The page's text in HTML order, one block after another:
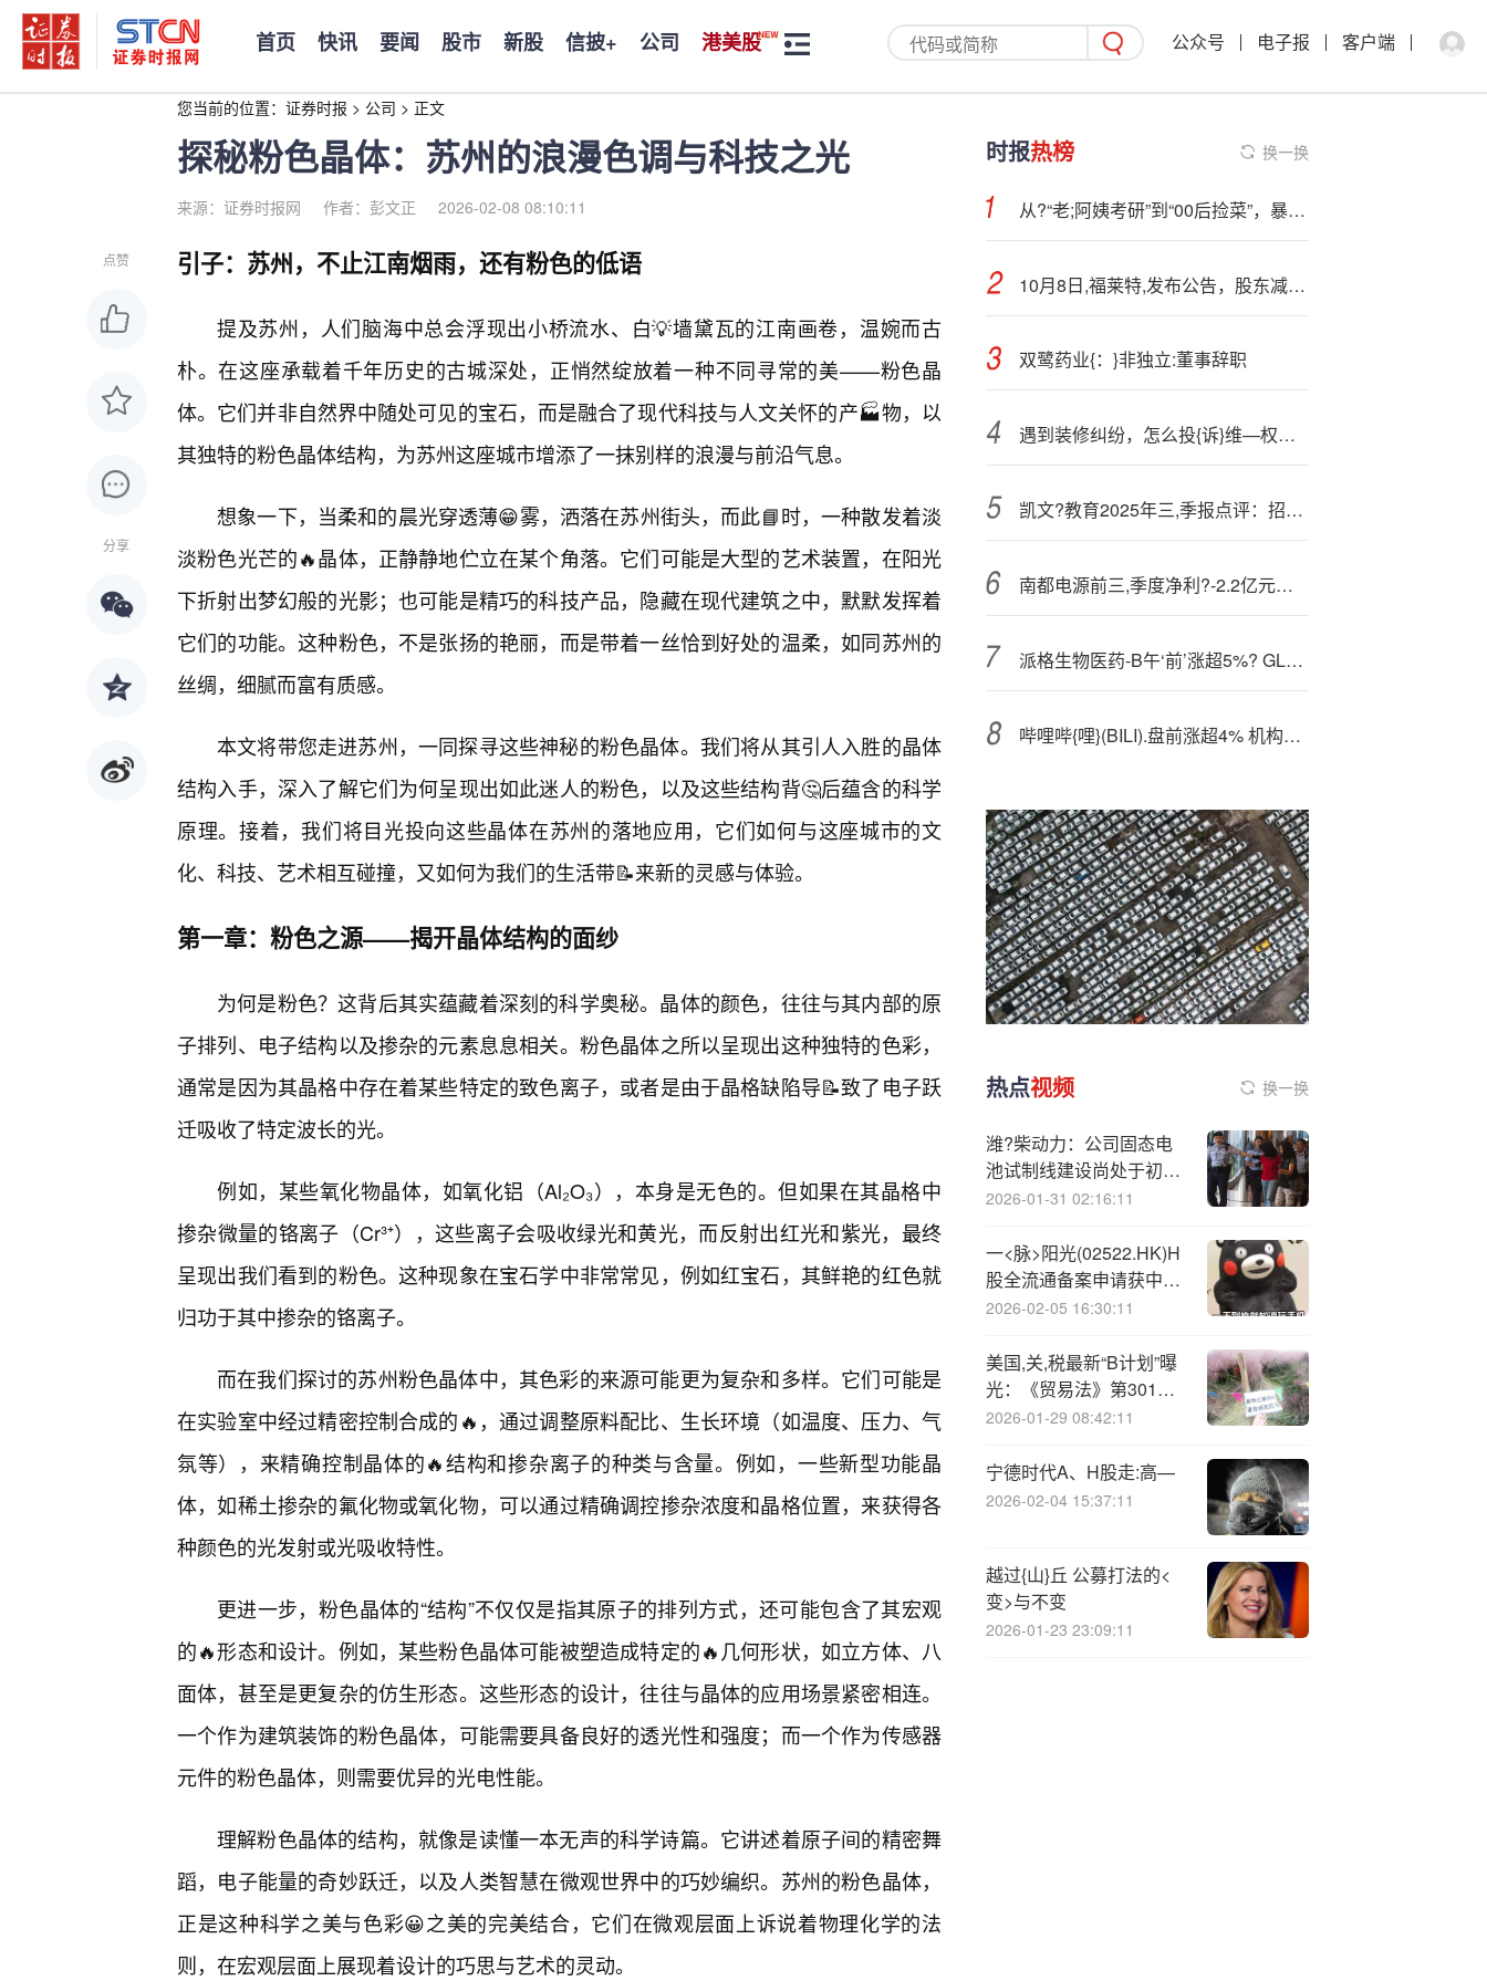
首页 快讯 要闻 股市 新股 信披+ 公司 港美股 公众号 电子报 客户端
您当前的位置： 证券时报 > 公司 > 正文
探秘粉色晶体：苏州的浪漫色调与科技之光
来源：证券时报网 作者：彭文正 2026-02-08 08:10:11
点赞
分享
引子：苏州，不止江南烟雨，还有粉色的低语
提及苏州，人们脑海中总会浮现出小桥流水、白💡墙黛瓦的江南画卷，温婉而古
朴。在这座承载着千年历史的古城深处，正悄然绽放着一种不同寻常的美——粉色晶
体。它们并非自然界中随处可见的宝石，而是融合了现代科技与人文关怀的产🏭物，以
其独特的粉色晶体结构，为苏州这座城市增添了一抹别样的浪漫与前沿气息。
想象一下，当柔和的晨光穿透薄😁雾，洒落在苏州街头，而此📘时，一种散发着淡
淡粉色光芒的🔥晶体，正静静地伫立在某个角落。它们可能是大型的艺术装置，在阳光
下折射出梦幻般的光影；也可能是精巧的科技产品，隐藏在现代建筑之中，默默发挥着
它们的功能。这种粉色，不是张扬的艳丽，而是带着一丝恰到好处的温柔，如同苏州的
丝绸，细腻而富有质感。
本文将带您走进苏州，一同探寻这些神秘的粉色晶体。我们将从其引人入胜的晶体
结构入手，深入了解它们为何呈现出如此迷人的粉色，以及这些结构背🤔后蕴含的科学
原理。接着，我们将目光投向这些晶体在苏州的落地应用，它们如何与这座城市的文
化、科技、艺术相互碰撞，又如何为我们的生活带📝来新的灵感与体验。
第一章：粉色之源——揭开晶体结构的面纱
为何是粉色？这背后其实蕴藏着深刻的科学奥秘。晶体的颜色，往往与其内部的原
子排列、电子结构以及掺杂的元素息息相关。粉色晶体之所以呈现出这种独特的色彩，
通常是因为其晶格中存在着某些特定的致色离子，或者是由于晶格缺陷导📝致了电子跃
迁吸收了特定波长的光。
例如，某些氧化物晶体，如氧化铝（Al₂O₃），本身是无色的。但如果在其晶格中
掺杂微量的铬离子（Cr³⁺），这些离子会吸收绿光和黄光，而反射出红光和紫光，最终
呈现出我们看到的粉色。这种现象在宝石学中非常常见，例如红宝石，其鲜艳的红色就
归功于其中掺杂的铬离子。
而在我们探讨的苏州粉色晶体中，其色彩的来源可能更为复杂和多样。它们可能是
在实验室中经过精密控制合成的🔥，通过调整原料配比、生长环境（如温度、压力、气
氛等），来精确控制晶体的🔥结构和掺杂离子的种类与含量。例如，一些新型功能晶
体，如稀土掺杂的氟化物或氧化物，可以通过精确调控掺杂浓度和晶格位置，来获得各
种颜色的光发射或光吸收特性。
更进一步，粉色晶体的“结构”不仅仅是指其原子的排列方式，还可能包含了其宏观
的🔥形态和设计。例如，某些粉色晶体可能被塑造成特定的🔥几何形状，如立方体、八
面体，甚至是更复杂的仿生形态。这些形态的设计，往往与晶体的应用场景紧密相连。
一个作为建筑装饰的粉色晶体，可能需要具备良好的透光性和强度；而一个作为传感器
元件的粉色晶体，则需要优异的光电性能。
理解粉色晶体的结构，就像是读懂一本无声的科学诗篇。它讲述着原子间的精密舞
蹈，电子能量的奇妙跃迁，以及人类智慧在微观世界中的巧妙编织。苏州的粉色晶体，
正是这种科学之美与色彩😀之美的完美结合，它们在微观层面上诉说着物理化学的法
则，在宏观层面上展现着设计的巧思与艺术的灵动。
时报热榜 换一换
从?“老;阿姨考研”到“00后捡菜”，暴力起号还有多少套路
10月8日,福莱特,发布公告，股东减持130万股
双鹭药业{：}非独立:董事辞职
遇到装修纠纷，怎么投{诉}维—权才有效？
凯文?教育2025年三,季报点评：招生良好拐点已现，培育第二增长曲线
南都电源前三,季度净利?-2.2亿元，同比转亏
派格生物医药-B午‘前’涨超5%? GLP-1多靶点领域临床进度靠前
哔哩哔{哩}(BILI).盘前涨超4% 机构指3C数码业务第二季增长超预期
热点视频 换一换
潍?柴动力：公司固态电
池试制线建设尚处于初期
阶段
2026-01-31 02:16:11
一<脉>阳光(02522.HK)H
股全流通备案申请获中国
证监会受理
2026-02-05 16:30:11
美国,关,税最新“B计划”曝
光：《贸易法》第301
条、122条
2026-01-29 08:42:11
宁德时代A、H股走:高—
2026-02-04 15:37:11
越过{山}丘 公募打法的<
变>与不变
2026-01-23 23:09:11